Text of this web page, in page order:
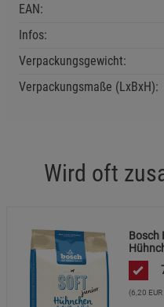
EAN:
Infos:
Verpackungsgewicht:
Verpackungsmaße (LxBxH):
Wird oft
Bosch
(6,20